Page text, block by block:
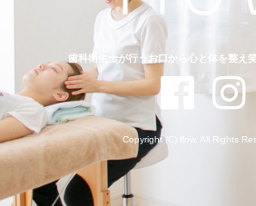
歯科衛生士が行うお口から心と体を整え
Copyright (C) flow. All Rights